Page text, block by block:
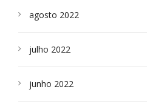
agosto 2022
julho 2022
junho 2022